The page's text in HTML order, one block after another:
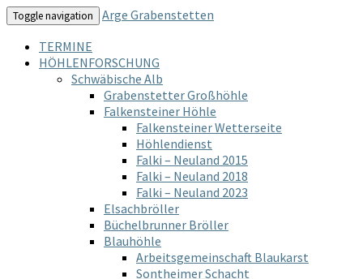
Toggle navigation
Arge Grabenstetten
TERMINE
HÖHLENFORSCHUNG
Schwäbische Alb
Grabenstetter Großhöhle
Falkensteiner Höhle
Falkensteiner Wetterseite
Höhlendienst
Falki – Neuland 2015
Falki – Neuland 2018
Falki – Neuland 2023
Elsachbröller
Büchelbrunner Bröller
Blauhöhle
Arbeitsgemeinschaft Blaukarst
Sontheimer Schacht